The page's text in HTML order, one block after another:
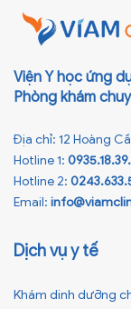
Viện Y học ứng
Phòng khám
Địa chỉ: 12 Hoàng
Hotline 1:
Hotline 2:
Email:
Dịch vụ y tế
Khám dinh dưỡng